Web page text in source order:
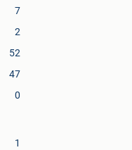
7
2
52
47
0
1